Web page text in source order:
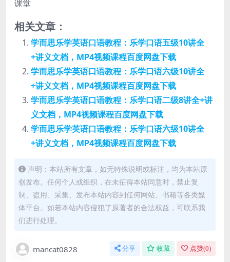
相关文章：
学而思乐学英语口语教程：乐学口语五级10讲全
+讲义文档，MP4视频课程百度网盘下载
学而思乐学英语口语教程：乐学口语六级10讲全
+讲义文档，MP4视频课程百度网盘下载
学而思乐学英语口语教程：乐学口语二级8讲全+讲
义文档，MP4视频课程百度网盘下载
学而思乐学英语口语教程：乐学口语六级10讲全
+讲义文档，MP4视频课程百度网盘下载
声明：本站所有文章，如无特殊说明或标注，均为本站原
创发布。任何个人或组织，在未征得本站同意时，禁止复
制、盗用、采集、发布本站内容到任何网站、书籍等各类媒
体平台。如若本站内容侵犯了原著者的合法权益，可联系我
们进行处理。
mancat0828 分享 收藏 点赞(0)